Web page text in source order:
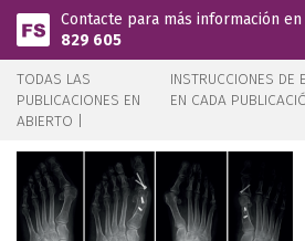
Pasar al contenido principal
Contacte para más información
829 605
TODAS LAS
PUBLICACIONES EN
ABIERTO |
INSTRUCCIONES DE
EN CADA